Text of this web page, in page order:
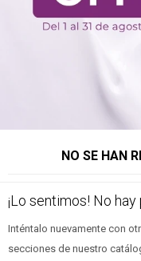
NO SE HAN
¡Lo sentimos! No
Inténtalo nuevamente con
secciones de nuestro